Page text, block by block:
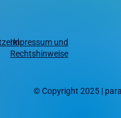
© Copyright 2025 |
Impressum und
Rechtshinweise